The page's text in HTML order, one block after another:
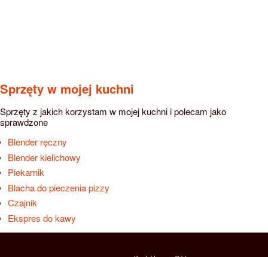
Sprzęty w mojej kuchni
Sprzęty z jakich korzystam w mojej kuchni i polecam jako
sprawdzone
Blender ręczny
Blender kielichowy
Piekarnik
Blacha do pieczenia pizzy
Czajnik
Ekspres do kawy